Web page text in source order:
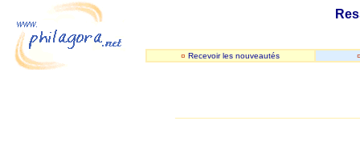
¤ Recevoir les nouveautés